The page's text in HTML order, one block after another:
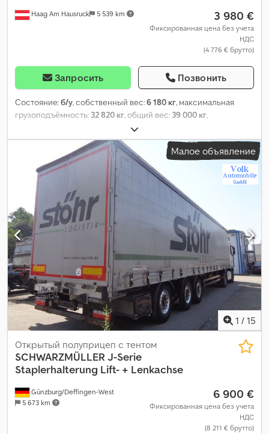
Haag Am Hausruck 5 539 km 3 980 €
Фиксированная цена без учета
НДС
(4 776 € брутто)
Запросить Позвонить
Состояние:б/у, собственный вес:6 180 кг, максимальная
грузоподъёмность: 32 820 кг, общий вес: 39 000 кг,
, первая регистрация:
подвеска:воздух, колесная база:1 350 мм, цвет:серый,
100 км, тип передачи:механический, Оборудование:
Малое объявление
1 / 15
Günzburg/Deffingen-West
5 673 km
Открытый полуприцеп с тентом
SCHWARZMÜLLER J-Serie
Staplerhalterung Lift- + Lenkachse
6 900 €
Фиксированная цена без учета
НДС
(8 211 € брутто)